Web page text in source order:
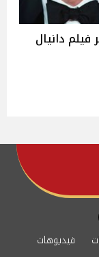
دانيال
فيديوهات